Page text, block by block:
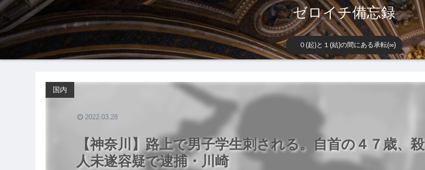
ゼロイチ備忘録
０(起)と１(結)の間にある承転(∞)
【神奈川】路上で男子学生刺される。自首の４７歳、殺
人未遂容疑で逮捕・川崎
国内
2022.03.28